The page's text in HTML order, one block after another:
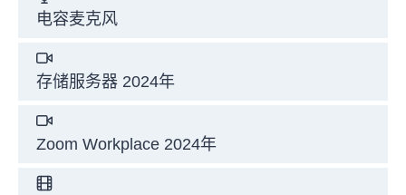
电容麦克风
存储服务器 2024年
Zoom Workplace 2024年